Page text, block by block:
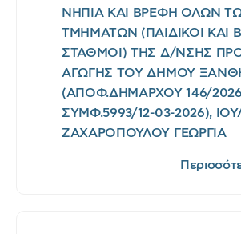
ΝΗΠΙΑ ΚΑΙ ΒΡΕΦΗ ΟΛΩΝ
ΤΜΗΜΑΤΩΝ (ΠΑΙΔΙΚΟΙ ΚΑΙ
ΣΤΑΘΜΟΙ) ΤΗΣ Δ/ΝΣΗΣ
ΑΓΩΓΗΣ ΤΟΥ ΔΗΜΟΥ
(ΑΠΟΦ.ΔΗΜΑΡΧΟΥ 146/
ΣΥΜΦ.5993/12-03-2026),
ΖΑΧΑΡΟΠΟΥΛΟΥ ΓΕΩΡΓΙΑ